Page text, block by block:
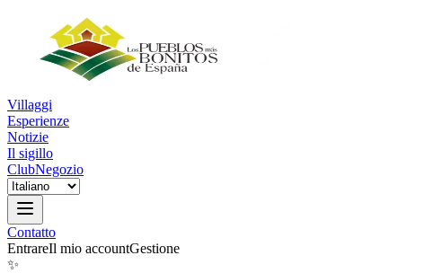
Villaggi
Esperienze
Notizie
Il sigillo
ClubNegozio
Contatto
EntrareIl mio accountGestione
✨